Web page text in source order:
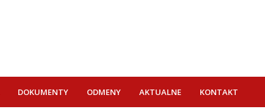
DOKUMENTY ODMENY AKTUALNE KONTAKT